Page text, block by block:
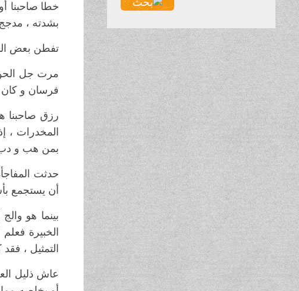
خطا صاحبنا
بشدته ،
تفطن بعض
مرت جل
فرسان و كان
رزق صاحبنا
المخدرات ،
بمن هب و دب ،
حدثت
أن يستجمع
بينما هو
الخبيرة
التمثيل ،
عاش ذليل